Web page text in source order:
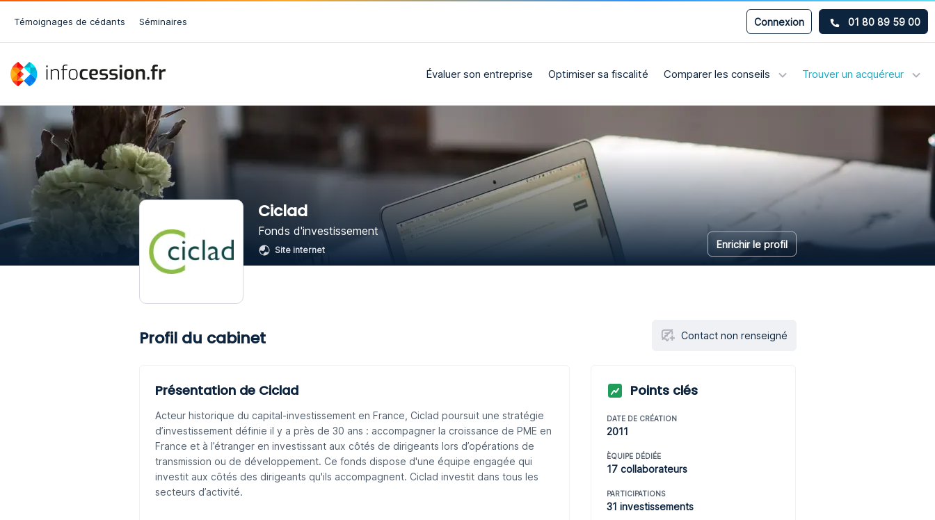
Témoignages de cédants Séminaires Connexion 01 80 89 59 00
Évaluer son entreprise Optimiser sa fiscalité Comparer les conseils Trouver un acquéreur
Ciclad
Fonds d'investissement
Site internet Enrichir le profil
Profil du cabinet Contact non renseigné
Présentation de Ciclad
Acteur historique du capital-investissement en France, Ciclad poursuit une stratégie
d’investissement définie il y a près de 30 ans : accompagner la croissance de PME en
France et à l’étranger en investissant aux côtés de dirigeants lors d’opérations de
transmission ou de développement. Ce fonds dispose d'une équipe engagée qui
investit aux côtés des dirigeants qu'ils accompagnent. Ciclad investit dans tous les
secteurs d’activité.
Points clés
DATE DE CRÉATION
2011
ÈQUIPE DÉDIÉE
17 collaborateurs
PARTICIPATIONS
31 investissements